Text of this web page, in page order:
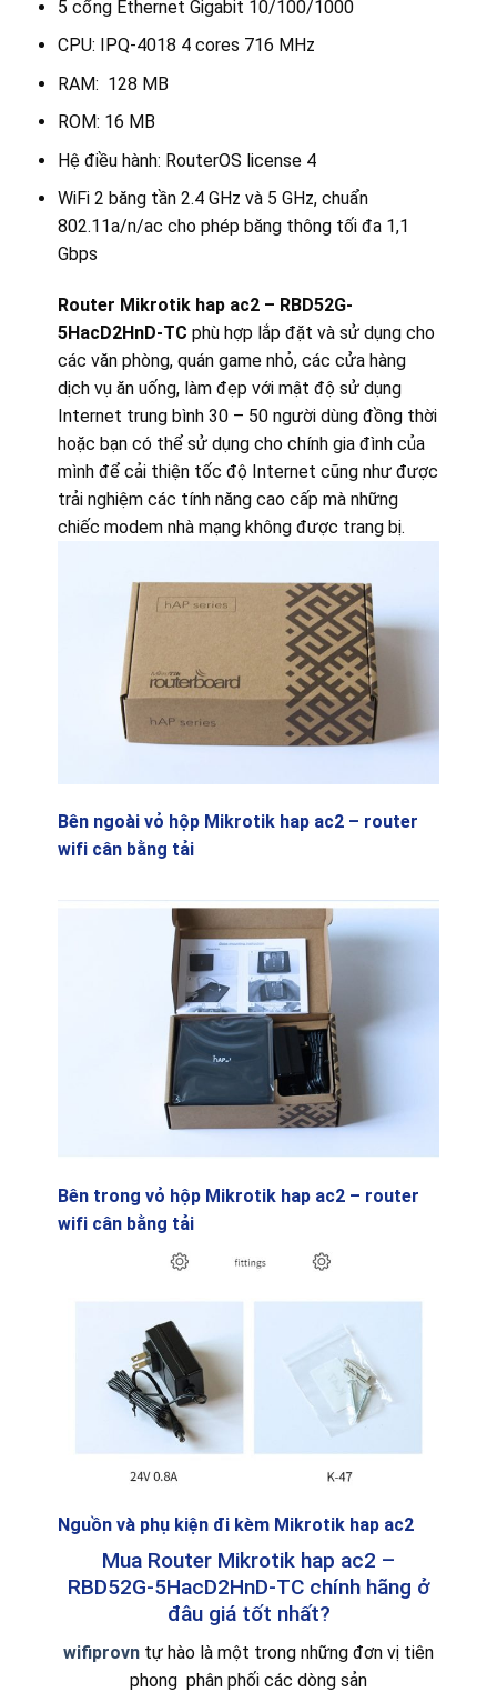
5 cổng Ethernet Gigabit 10/100/1000
CPU: IPQ-4018 4 cores 716 MHz
RAM: 128 MB
ROM: 16 MB
Hệ điều hành: RouterOS license 4
WiFi 2 băng tần 2.4 GHz và 5 GHz, chuẩn
802.11a/n/ac cho phép băng thông tối đa 1,1
Gbps
Router Mikrotik hap ac2 – RBD52G-
5HacD2HnD-TC phù hợp lắp đặt và sử dụng cho
các văn phòng, quán game nhỏ, các cửa hàng
dịch vụ ăn uống, làm đẹp với mật độ sử dụng
Internet trung bình 30 – 50 người dùng đồng thời
hoặc bạn có thể sử dụng cho chính gia đình của
mình để cải thiện tốc độ Internet cũng như được
trải nghiệm các tính năng cao cấp mà những
chiếc modem nhà mạng không được trang bị.
Bên ngoài vỏ hộp Mikrotik hap ac2 – router
wifi cân bằng tải
Bên trong vỏ hộp Mikrotik hap ac2 – router
wifi cân bằng tải
Nguồn và phụ kiện đi kèm Mikrotik hap ac2
Mua Router Mikrotik hap ac2 –
RBD52G-5HacD2HnD-TC chính hãng ở
đâu giá tốt nhất?
wifiprovn tự hào là một trong những đơn vị tiên
phong phân phối các dòng sản